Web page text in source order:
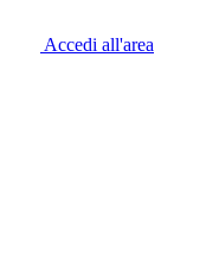
Accedi all'area